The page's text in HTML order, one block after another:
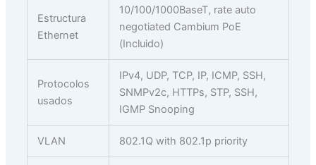
Estructura
Ethernet
10/100/1000BaseT, rate auto
negotiated Cambium PoE
(Incluido)
Protocolos
usados
IPv4, UDP, TCP, IP, ICMP, SSH,
SNMPv2c, HTTPs, STP, SSH,
IGMP Snooping
VLAN 802.1Q with 802.1p priority